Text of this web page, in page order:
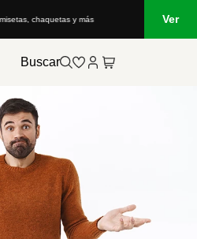
chaquetas y más Ver
Buscar